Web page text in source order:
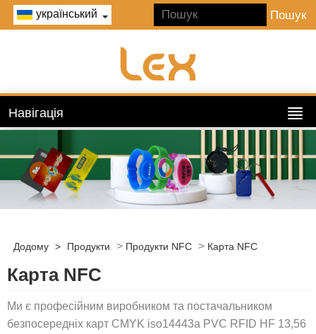
український
Навігація
Додому > Продукти > Продукти NFC > Карта NFC
Карта NFC
Ми є професійним виробником та постачальником
безпосередніх карт CMYK iso14443a PVC RFID HF 13,56